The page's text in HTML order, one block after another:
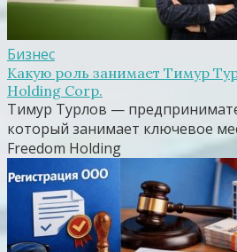
Бизнес
Какую роль занимает Тимур
Holding Corp.
Тимур Турлов —
который занимает ключевое
Freedom Holding